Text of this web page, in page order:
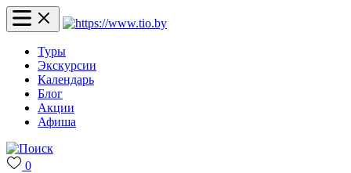
Туры
Экскурсии
Календарь
Блог
Акции
Афиша
0